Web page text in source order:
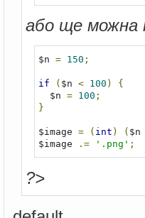
або ще можна
$n = 150 ;
if ( $n < 100 )
{
  $n
= 100 ;
}
$image = ( int ) (
$image
.= '.png' ;
?>